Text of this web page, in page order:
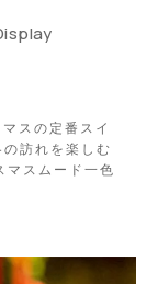
スの定番スイ
訪れを楽しむ
マスムード一色